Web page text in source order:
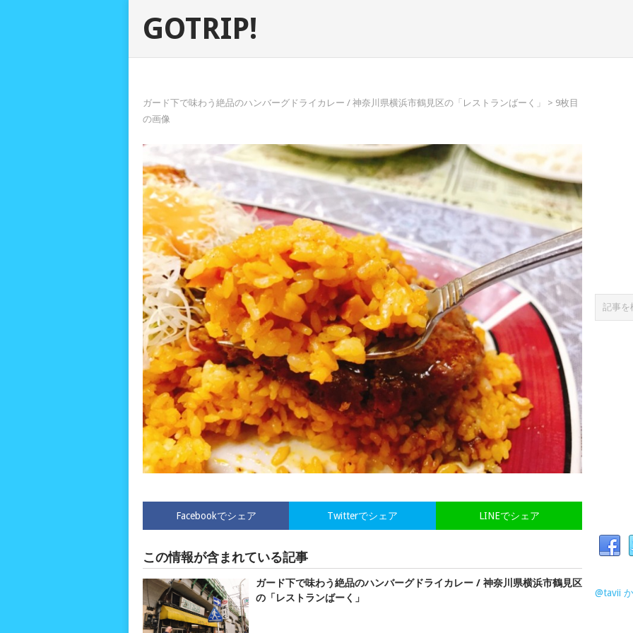
GOTRIP!
ガード下で味わう絶品のハンバーグドライカレー / 神奈川県横浜市鶴見区の「レストランばーく」
> 9枚目
の画像
Facebookでシェア LINEでシェア
Twitterでシェア
この情報が含まれている記事
ガード下で味わう絶品のハンバーグドライカレー / 神奈川県横浜市鶴見区
の「レストランばーく」
@tavii